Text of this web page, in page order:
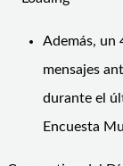
Además, un
mensajes
durante el
Encuesta